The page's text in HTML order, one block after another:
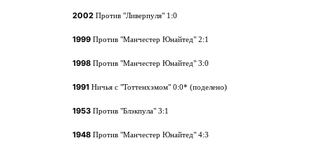
2002 Против "Ливерпуля" 1:0
1999 Против "Манчестер Юнайтед" 2:1
1998 Против "Манчестер Юнайтед" 3:0
1991 Ничья с "Тоттенхэмом" 0:0* (поделено)
1953 Против "Блэкпула" 3:1
1948 Против "Манчестер Юнайтед" 4:3